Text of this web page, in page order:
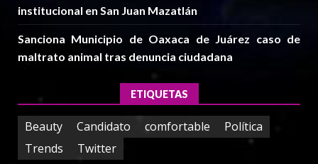
institucional en San Juan Mazatlán
Sanciona Municipio de Oaxaca de Juárez caso de
maltrato animal tras denuncia ciudadana
ETIQUETAS
Beauty Candidato comfortable
Política
Trends
Twitter